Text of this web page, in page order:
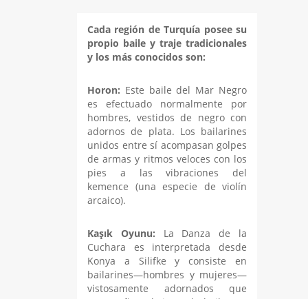
Cada región de Turquía posee su
propio baile y traje tradicionales
y los más conocidos son:
Horon: Este baile del Mar Negro
es efectuado normalmente por
hombres, vestidos de negro con
adornos de plata. Los bailarines
unidos entre sí acompasan golpes
de armas y ritmos veloces con los
pies a las vibraciones del
kemence (una especie de violín
arcaico).
Kaşık Oyunu: La Danza de la
Cuchara es interpretada desde
Konya a Silifke y consiste en
bailarines—hombres y mujeres—
vistosamente adornados que